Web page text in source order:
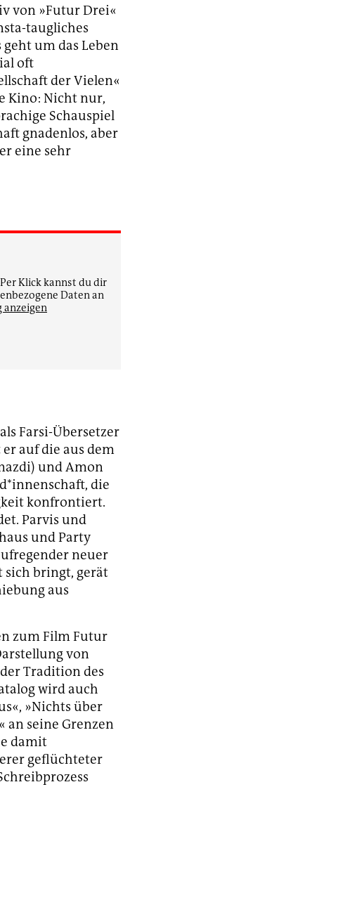
von »Futur Drei«
taugliches
um das Leben
oft
der Vielen«
Kino: Nicht nur,
Schauspiel
gnadenlos, aber
eine sehr
Klick kannst du dir
Daten an
Farsi-Übersetzer
auf die aus dem
und Amon
die
konfrontiert.
Parvis und
und Party
neuer
sich bringt, gerät
aus
zum Film Futur
von
Tradition des
wird auch
»Nichts über
an seine Grenzen
damit
geflüchteter